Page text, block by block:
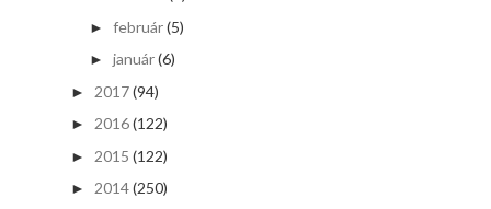
► február(5)
► január(6)
► 2017(94)
► 2016(122)
► 2015 (122)
► 2014(250)